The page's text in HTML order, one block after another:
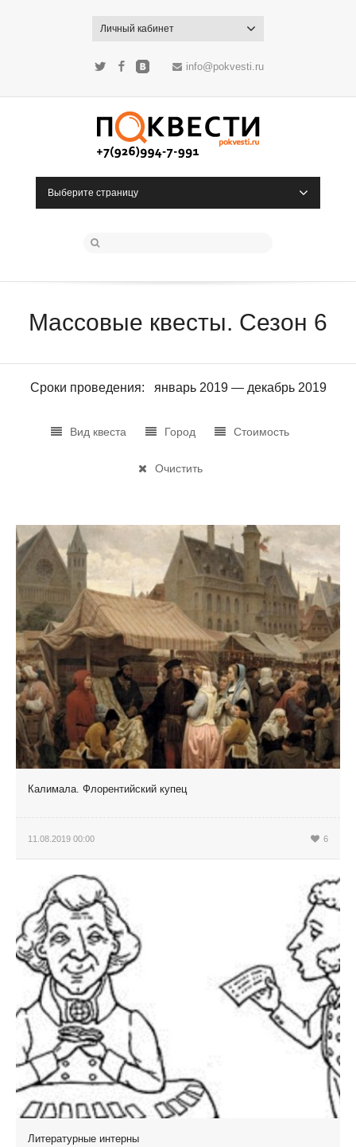
Личный кабинет
Twitter FacebookВКонтактеinfo@pokvesti.ru
Выберите страницу
Массовые квесты. Cезон 6
Сроки проведения: январь 2019 — декабрь 2019
Вид квеста Город Стоимость
Очистить
Калимала. Флорентийский купец
11.08.2019 00:00 6
Литературные интерны